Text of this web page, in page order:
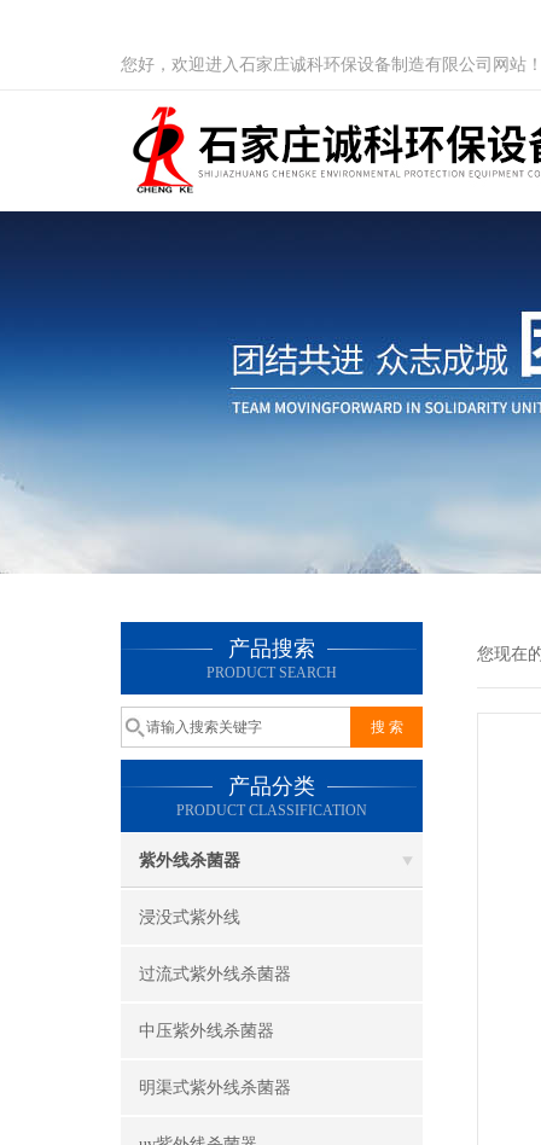
您好，欢迎进入石家庄诚科环保设备制造有限公司网站
产品搜索
PRODUCT SEARCH
产品分类
PRODUCT CLASSIFICATION
紫外线杀菌器
浸没式紫外线
过流式紫外线杀菌器
中压紫外线杀菌器
明渠式紫外线杀菌器
您现在